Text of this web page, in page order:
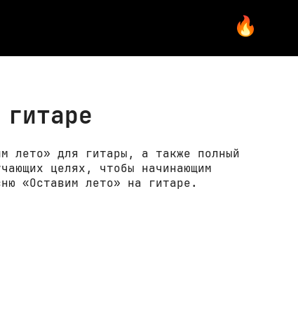
лето» для гитары, а также полный
целях, чтобы начинающим
«Оставим лето» на гитаре.